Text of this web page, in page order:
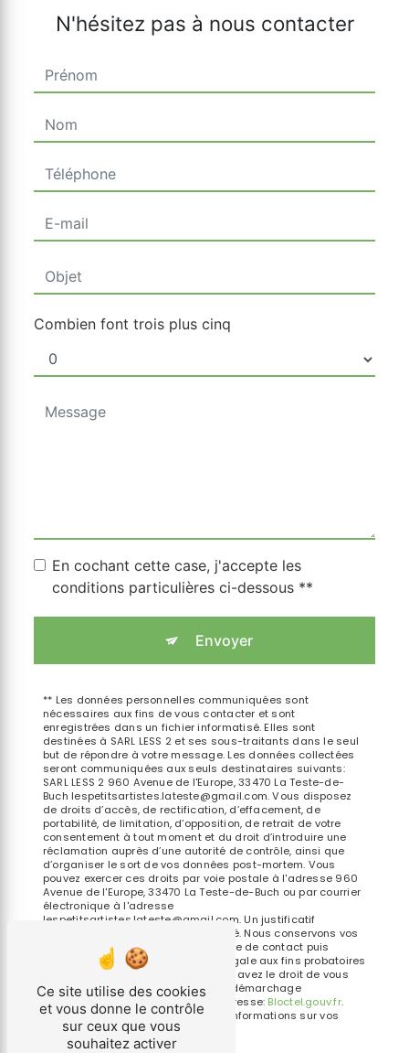
N'hésitez pas à nous contacter
Combien font trois plus cinq
En cochant cette case, j'accepte les
conditions particulières ci-dessous **
Envoyer
** Les données personnelles communiquées sont
nécessaires aux fins de vous contacter et sont
enregistrées dans un fichier informatisé. Elles sont
destinées à SARL LESS 2 et ses sous-traitants dans le seul
but de répondre à votre message. Les données collectées
seront communiquées aux seuls destinataires suivants:
SARL LESS 2 960 Avenue de l'Europe, 33470 La Teste-de-
Buch lespetitsartistes.lateste@gmail.com. Vous disposez
de droits d’accès, de rectification, d’effacement, de
portabilité, de limitation, d’opposition, de retrait de votre
consentement à tout moment et du droit d’introduire une
réclamation auprès d’une autorité de contrôle, ainsi que
d’organiser le sort de vos données post-mortem. Vous
pouvez exercer ces droits par voie postale à l'adresse 960
Avenue de l'Europe, 33470 La Teste-de-Buch ou par courrier
électronique à l'adresse
lespetitsartistes.lateste@gmail.com. Un justificatif
d'identité pourra vous être demandé. Nous conservons vos
données pendant la période de prise de contact puis
pendant la durée de prescription légale aux fins probatoires
et de gestion des contentieux. Vous avez le droit de vous
inscrire sur la liste d'opposition au démarchage
téléphonique, disponible à cette adresse: Bloctel.gouv.fr.
Consultez le site cnil.fr pour plus d’informations sur vos
droits.
Ce site utilise des cookies
et vous donne le contrôle
sur ceux que vous
souhaitez activer